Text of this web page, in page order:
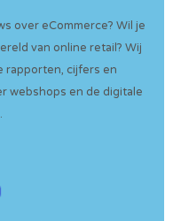
over eCommerce? Wil je
van online retail? Wij
rapporten, cijfers en
webshops en de digitale